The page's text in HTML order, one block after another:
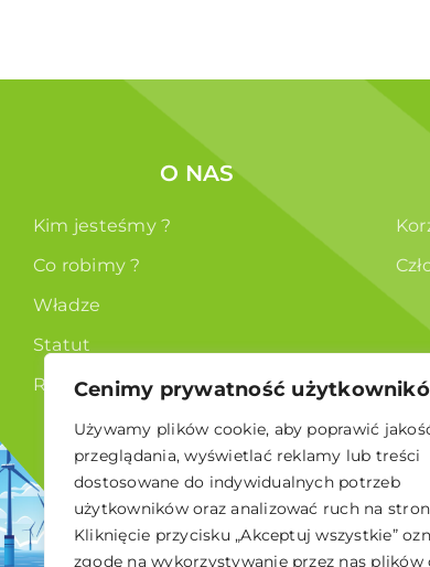
Cenimy prywatność
Używamy plików cookie, aby poprawić
przeglądania, wyświetlać reklamy lub treści
dostosowane do indywidualnych potrzeb
użytkowników oraz analizować ruch na
Kliknięcie przycisku „Akceptuj wszystkie”
zgodę na wykorzystywanie przez nas plików
O NAS
Kim jesteśmy ?
Co robimy ?
Władze
Statut
RODO
© 2026 Polskie Stowarzyszenie Energetyki Wiatrowej